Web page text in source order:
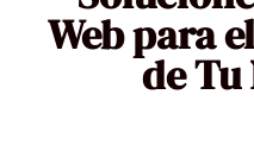
Web para
de Tu